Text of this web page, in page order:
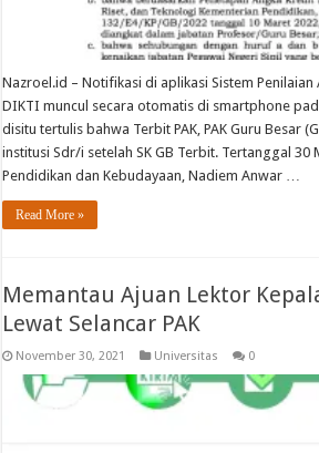
Nazroel.id – Notifikasi di aplikasi Sistem Penilaian
DIKTI muncul secara otomatis di smartphone
disitu tertulis bahwa Terbit PAK, PAK Guru Besar
institusi Sdr/i setelah SK GB Terbit. Tertanggal 30
Pendidikan dan Kebudayaan, Nadiem Anwar …
Read More »
Memantau Ajuan Lektor
Lewat Selancar PAK
November 30, 2021 Universitas 0